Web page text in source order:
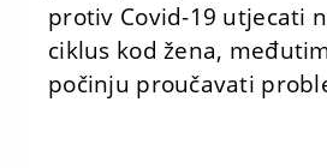
protiv Covid-19 utjecati
ciklus kod žena,
počinju proučavati